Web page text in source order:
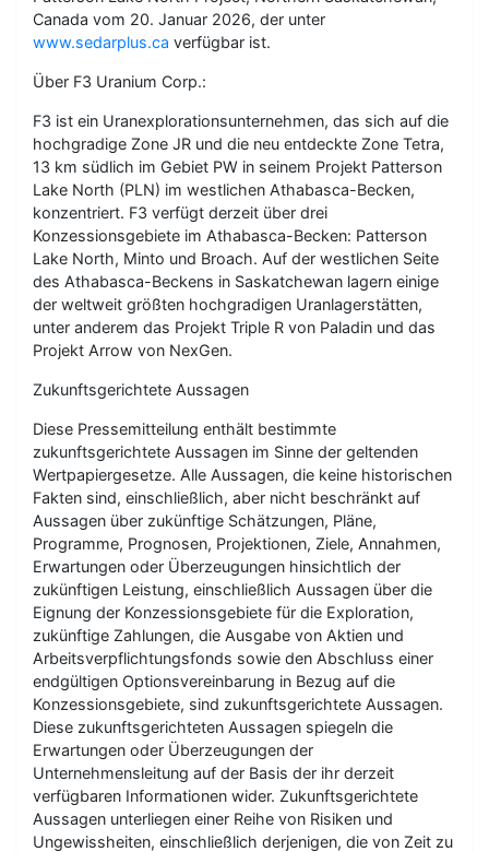
Canada vom 20. Januar 2026, der unter
www.sedarplus.ca verfügbar ist.
Über F3 Uranium Corp.:
F3 ist ein Uranexplorationsunternehmen, das sich auf die
hochgradige Zone JR und die neu entdeckte Zone Tetra,
13 km südlich im Gebiet PW in seinem Projekt Patterson
Lake North (PLN) im westlichen Athabasca-Becken,
konzentriert. F3 verfügt derzeit über drei
Konzessionsgebiete im Athabasca-Becken: Patterson
Lake North, Minto und Broach. Auf der westlichen Seite
des Athabasca-Beckens in Saskatchewan lagern einige
der weltweit größten hochgradigen Uranlagerstätten,
unter anderem das Projekt Triple R von Paladin und das
Projekt Arrow von NexGen.
Zukunftsgerichtete Aussagen
Diese Pressemitteilung enthält bestimmte
zukunftsgerichtete Aussagen im Sinne der geltenden
Wertpapiergesetze. Alle Aussagen, die keine historischen
Fakten sind, einschließlich, aber nicht beschränkt auf
Aussagen über zukünftige Schätzungen, Pläne,
Programme, Prognosen, Projektionen, Ziele, Annahmen,
Erwartungen oder Überzeugungen hinsichtlich der
zukünftigen Leistung, einschließlich Aussagen über die
Eignung der Konzessionsgebiete für die Exploration,
zukünftige Zahlungen, die Ausgabe von Aktien und
Arbeitsverpflichtungsfonds sowie den Abschluss einer
endgültigen Optionsvereinbarung in Bezug auf die
Konzessionsgebiete, sind zukunftsgerichtete Aussagen.
Diese zukunftsgerichteten Aussagen spiegeln die
Erwartungen oder Überzeugungen der
Unternehmensleitung auf der Basis der ihr derzeit
verfügbaren Informationen wider. Zukunftsgerichtete
Aussagen unterliegen einer Reihe von Risiken und
Ungewissheiten, einschließlich derjenigen, die von Zeit zu